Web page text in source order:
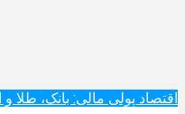
اقتصاد پولی مالی: بانک، طلا و